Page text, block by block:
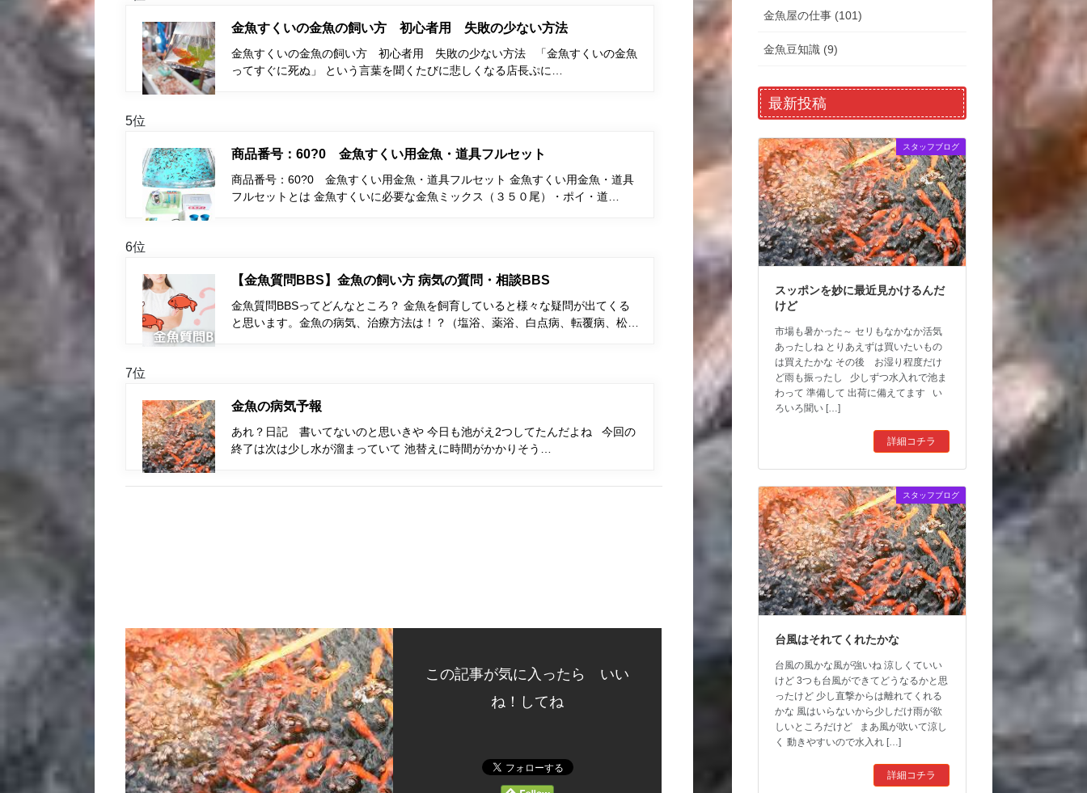
金魚すくいの金魚の飼い方 初心者用 失敗の少ない方法
金魚すくいの金魚の飼い方 初心者用 失敗の少ない方法 「金魚すくいの金魚
ってすぐに死ぬ」 という言葉を聞くたびに悲しくなる店長ぷに…
5位
商品番号：60?0 金魚すくい用金魚・道具フルセット
商品番号：60?0 金魚すくい用金魚・道具フルセット 金魚すくい用金魚・道具
フルセットとは 金魚すくいに必要な金魚ミックス（３５０尾）・ポイ・道…
6位
【金魚質問BBS】金魚の飼い方 病気の質問・相談BBS
金魚質問BBSってどんなところ？ 金魚を飼育していると様々な疑問が出てくる
と思います。金魚の病気、治療方法は！？（塩浴、薬浴、白点病、転覆病、松…
7位
金魚の病気予報
あれ？日記 書いてないのと思いきや 今日も池がえ2つしてたんだよね 今回の
終了は次は少し水が溜まっていて 池替えに時間がかかりそう…
この記事が気に入ったら いい
ね！してね
金魚屋の仕事 (101)
金魚豆知識 (9)
最新投稿
スタッフブログ
スッポンを妙に最近見かけるんだ
けど
市場も暑かった～ セリもなかなか活気
あったしね とりあえずは買いたいもの
は買えたかな その後 お湿り程度だけ
ど雨も振ったし 少しずつ水入れで池ま
わって 準備して 出荷に備えてます い
ろいろ聞い […]
詳細コチラ
スタッフブログ
台風はそれてくれたかな
台風の風かな風が強いね 涼しくていい
けど 3つも台風ができてどうなるかと思
ったけど 少し直撃からは離れてくれる
かな 風はいらないから少しだけ雨が欲
しいところだけど まあ風が吹いて涼し
く 動きやすいので水入れ […]
詳細コチラ